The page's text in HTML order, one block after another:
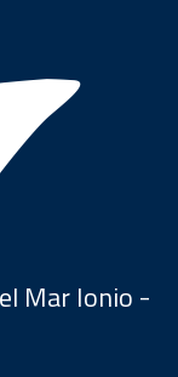
Mar Ionio -